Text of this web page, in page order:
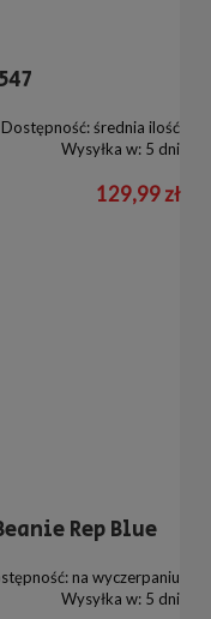
Dostępność:średnia ilość
Wysyłka w: 5 dni
129,99 zł
Rep Blue
na wyczerpaniu
Wysyłka w: 5 dni